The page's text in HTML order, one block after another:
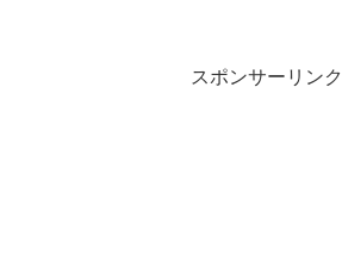
スポンサーリンク